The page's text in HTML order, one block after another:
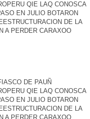
QIE LAQ CONOSCA
EN JULIO BOTARON
DE LA
A PERDER CARAXOO
DE PAUÑ
QIE LAQ CONOSCA
EN JULIO BOTARON
DE LA
A PERDER CARAXOO